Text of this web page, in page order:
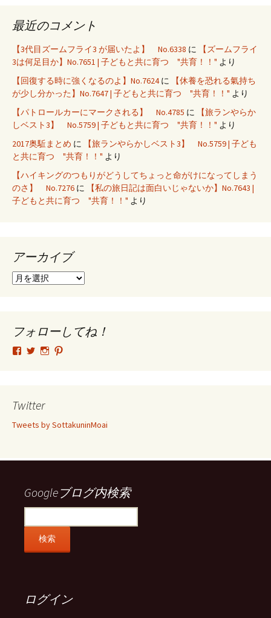
最近のコメント
【3代目ズームフライ3 が届いたよ】 No.6338 に
【ズームフライ
3は何足目か】No.7651 | 子どもと共に育つ "共育！！" より
【回復する時に強くなるのよ】No.7624に
【休養を恐れる氣持ち
が少し分かった】No.7647 | 子どもと共に育つ "共育！！" より
【パトロールカーにマークされる】 No.4785 に
【旅ランやらか
しベスト3】 No.5759 | 子どもと共に育つ "共育！！" より
2017奥駈まとめ に
【旅ランやらかしベスト3】 No.5759 | 子ども
と共に育つ "共育！！" より
【ハイキングのつもりがどうしてちょっと命がけになってしまう
のさ】 No.7276 に
【私の旅日記は面白いじゃないか】No.7643 |
子どもと共に育つ "共育！！" より
アーカイブ
ア
ブ
フォローしてね！
tsutomu.hattori.33
フ
ー
SottakuninMoai
フ
ー
tsutomu.hattori.33
ー ー
示
Twitter
Tweets by SottakuninMoai
Googleブログ内検索
ログイン